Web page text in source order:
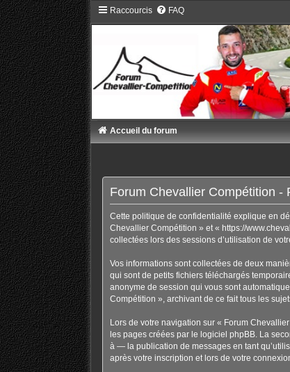
Raccourcis FAQ
Accueil du forum
Forum Chevallier Compétition -
Cette politique de confidentialité explique en
Chevallier Compétition » et « https://
collectées lors des sessions d’utilisation de
Vos informations sont collectées de deux
qui sont de petits fichiers téléchargés
anonyme de session qui vous sont
Compétition », archivant de ce fait tous les
Lors de votre navigation sur « Forum
les pages créées par le logiciel phpBB. La
à — la publication de messages en tant
après votre inscription et lors de votre